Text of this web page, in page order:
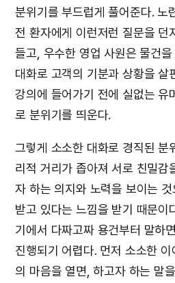
분위기를 부드럽게 풀어준다. 노
전 환자에게 이런저런 질문을 던
들고, 우수한 영업 사원은 물건
대화로 고객의 기분과 상황을 살
강의에 들어가기 전에 실없는 유
로 분위기를 띄운다.
그렇게 소소한 대화로 경직된 분
리적 거리가 좁아져 서로 친밀감
자 하는 의지와 노력을 보이는
받고 있다는 느낌을 받기 때문이
기에서 다짜고짜 용건부터 말하
진행되기 어렵다. 먼저 소소한
의 마음을 열면, 하고자 하는 말